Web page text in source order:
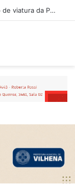
Internautas flagram motociclista fugindo de viatura da PM em Vilhena/RO